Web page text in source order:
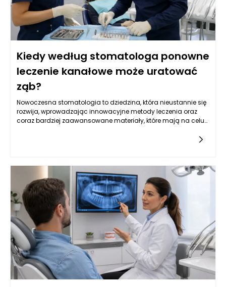
Kiedy według stomatologa ponowne
leczenie kanałowe może uratować
ząb?
Nowoczesna stomatologia to dziedzina, która nieustannie się
rozwija, wprowadzając innowacyjne metody leczenia oraz
coraz bardziej zaawansowane materiały, które mają na celu
kanałowe, często będące ostatnią deską ratunku dla zębów
postępowania. W wielu przypadkach ponowne leczenie
kanałowe może uratować ząb, ale nie każdy przypadek jest
jednoznaczny. Stomatolog w Rzeszowie potrafi ocenić, kiedy
taka decyzja jest zasadne, a także jak skutecznie
przeprowadzić kolejne etapy terapii protetycznej, aby pacjent
mógł cieszyć się zdrowym uśmiechem.